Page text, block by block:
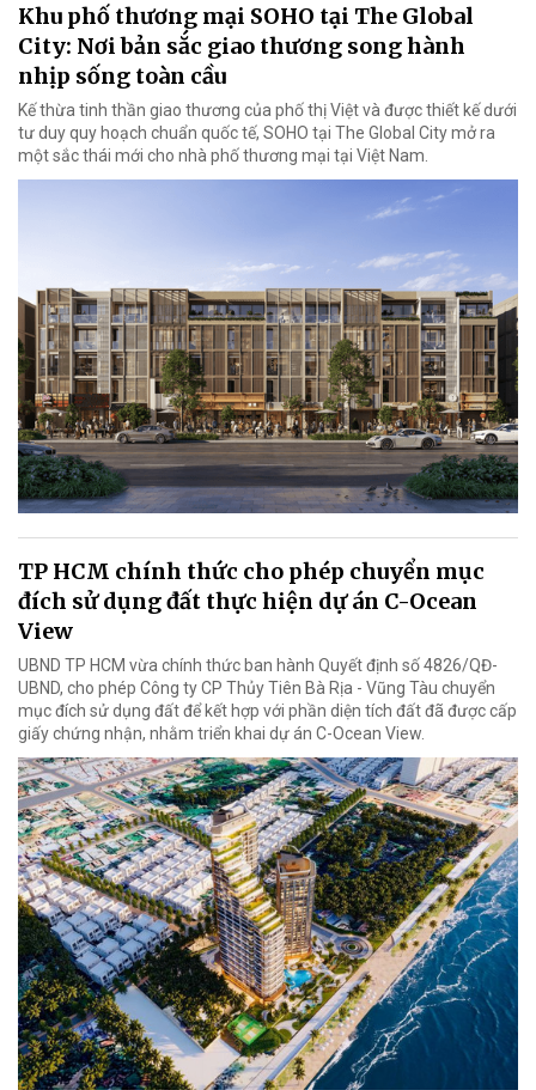
Khu phố thương mại SOHO tại The Global
City: Nơi bản sắc giao thương song hành
nhịp sống toàn cầu
Kế thừa tinh thần giao thương của phố thị Việt và được thiết kế dưới
tư duy quy hoạch chuẩn quốc tế, SOHO tại The Global City mở ra
một sắc thái mới cho nhà phố thương mại tại Việt Nam.
TP HCM chính thức cho phép chuyển mục
đích sử dụng đất thực hiện dự án C-Ocean
View
UBND TP HCM vừa chính thức ban hành Quyết định số 4826/QĐ-
UBND, cho phép Công ty CP Thủy Tiên Bà Rịa - Vũng Tàu chuyển
mục đích sử dụng đất để kết hợp với phần diện tích đất đã được cấp
giấy chứng nhận, nhằm triển khai dự án C-Ocean View.